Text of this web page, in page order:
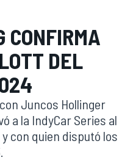
CONFIRMA
DEL
Juncos Hollinger
a la IndyCar Series al
con quien disputó los